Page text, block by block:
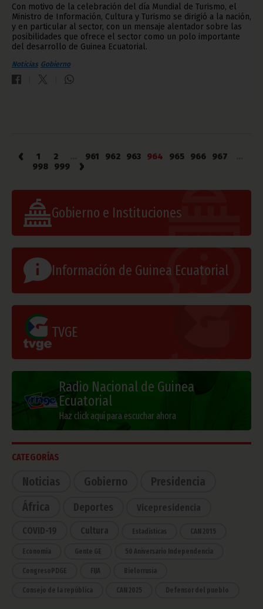
Con motivo de la celebración del día Mundial de Turismo, el
Ministro de Información, Cultura y Turismo se dirigió a la nación,
y en particular al sector, con un mensaje alentador sobre las
posibilidades que ofrece el sector como un polo importante
del desarrollo de Guinea Ecuatorial.
Noticias Gobierno
‹ 1 2 961 962 963 964 965 966 967
998
999 ›
Gobierno e Instituciones
Información de Guinea Ecuatorial
TVGE
Radio Nacional de Guinea
Ecuatorial
Haz click aquí para escuchar ahora
CATEGORÍAS
Noticias Gobierno
Presidencia
África
Deportes Vicepresidencia
COVID-19 Cultura Estadísticas CAN 2015
Economía Gente GE 50 Aniversario Independencia
CongresoPDGE FIJA Bielorrusia
Consejo de la república CAN 2025 Defensor del pueblo